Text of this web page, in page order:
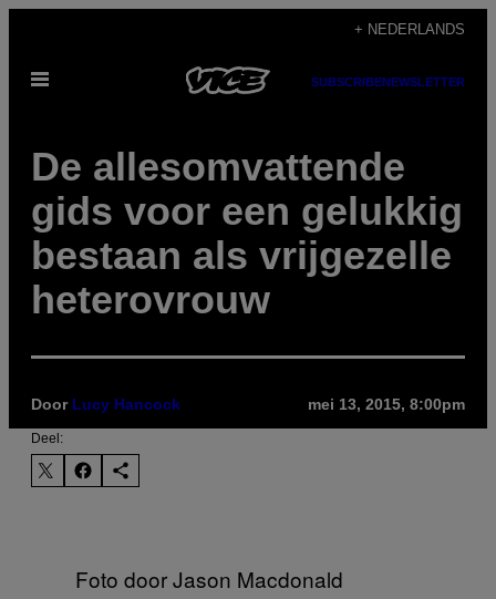
de
+ NEDERLANDS
Open
SUBSCRIBENEWSLETTER
De allesomvattende
gids voor een gelukkig
bestaan als vrijgezelle
heterovrouw
Door Lucy Hancock mei 13, 2015, 8:00pm
Deel:
Foto door Jason Macdonald